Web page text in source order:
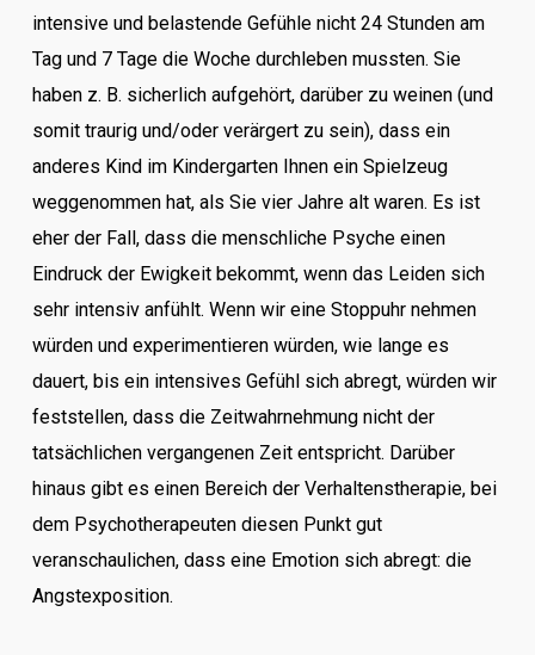
intensive und belastende Gefühle nicht 24 Stunden am
Tag und 7 Tage die Woche durchleben mussten. Sie
haben z. B. sicherlich aufgehört, darüber zu weinen (und
somit traurig und/oder verärgert zu sein), dass ein
anderes Kind im Kindergarten Ihnen ein Spielzeug
weggenommen hat, als Sie vier Jahre alt waren. Es ist
eher der Fall, dass die menschliche Psyche einen
Eindruck der Ewigkeit bekommt, wenn das Leiden sich
sehr intensiv anfühlt. Wenn wir eine Stoppuhr nehmen
würden und experimentieren würden, wie lange es
dauert, bis ein intensives Gefühl sich abregt, würden wir
feststellen, dass die Zeitwahrnehmung nicht der
tatsächlichen vergangenen Zeit entspricht. Darüber
hinaus gibt es einen Bereich der Verhaltenstherapie, bei
dem Psychotherapeuten diesen Punkt gut
veranschaulichen, dass eine Emotion sich abregt: die
Angstexposition.